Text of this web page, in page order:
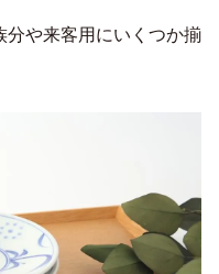
分や来客用にいくつか揃